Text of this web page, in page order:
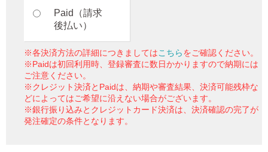
Paid（請求
後払い）
※各決済方法の詳細につきましてはこちらをご確認ください。
※Paidは初回利用時、登録審査に数日かかりますので納期には
ご注意ください。
※クレジット決済とPaidは、納期や審査結果、決済可能残枠な
どによってはご希望に沿えない場合がございます。
※銀行振り込みとクレジットカード決済は、決済確認の完了が
発注確定の条件となります。